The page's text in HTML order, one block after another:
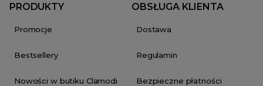
PRODUKTY
Promocje
Bestsellery
Nowości w butiku Clamodi
OBSŁUGA KLIENTA
Dostawa
Regulamin
Bezpieczne płatności